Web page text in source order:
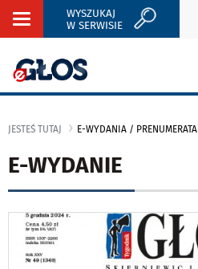
Rozwiń
WYSZUKAJ
W SERWISIE
JESTEŚ TUTAJ E-WYDANIA / PRENUMERATA
E-WYDANIE